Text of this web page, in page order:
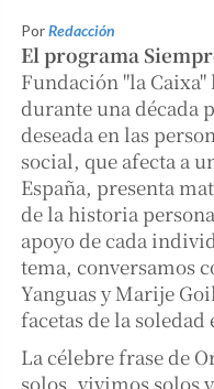
PorRedacción
El programa
Fundación "la
durante una década
deseada en las
social, que afecta a
España, presenta
de la historia
apoyo de cada
tema, conversamos
Yanguas y Marije
facetas de la soledad
La célebre frase de
solos, vivimos solos